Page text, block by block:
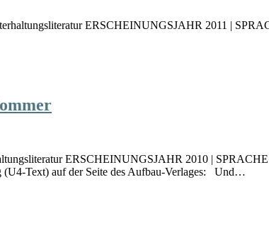
ERSCHEINUNGSJAHR 2011 |
ERSCHEINUNGSJAHR 2010 |
Text) auf der Seite des Aufbau-Verlages: Und…